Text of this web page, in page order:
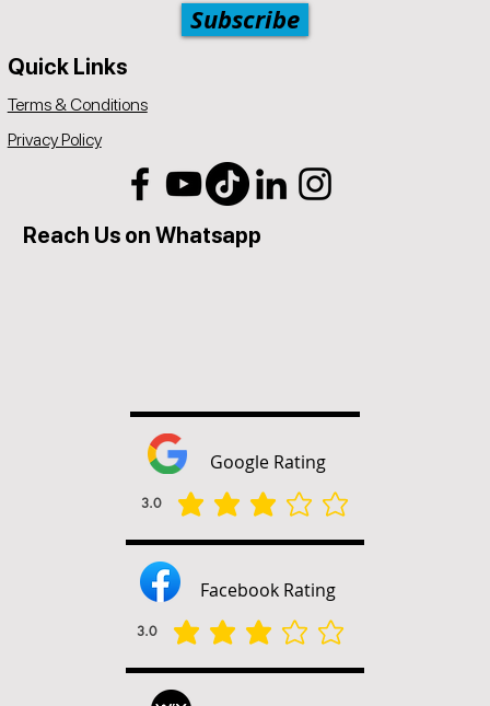
Subscribe
Quick Links
Terms & Conditions
Privacy Policy
Reach Us on Whatsapp
Google Rating
3.0
la valutazione media è 3 su 5
Facebook Rating
3.0
la valutazione media è 3 su 5